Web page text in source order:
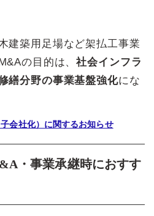
建築用足場など架払工事業
の目的は、社会インフラ
繕分野の事業基盤強化にな
会社化）に関するお知らせ
・事業承継時におすす